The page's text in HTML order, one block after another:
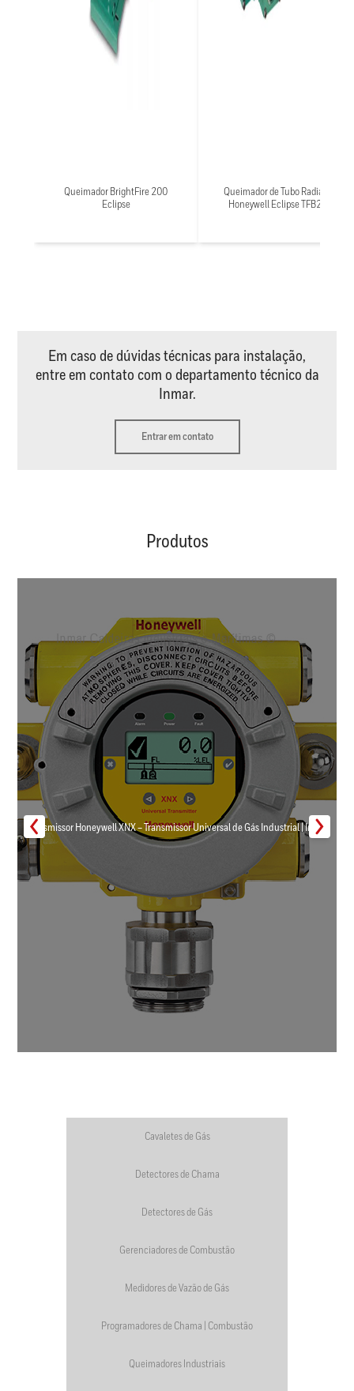
Queimador BrightFire 200
Eclipse
Queimador de Tubo Radiante
Honeywell Eclipse TFB200
Em caso de dúvidas técnicas para instalação,
entre em contato com o departamento técnico da
Inmar.
Entrar em contato
Produtos
Transmissor Honeywell XNX – Transmissor Universal de Gás Industrial | Inmar
Cavaletes de Gás
Detectores de Chama
Detectores de Gás
Gerenciadores de Combustão
Medidores de Vazão de Gás
Programadores de Chama | Combustão
Queimadores Industriais